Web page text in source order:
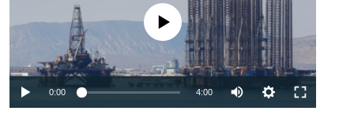
No media source currently available
0:00 4:00